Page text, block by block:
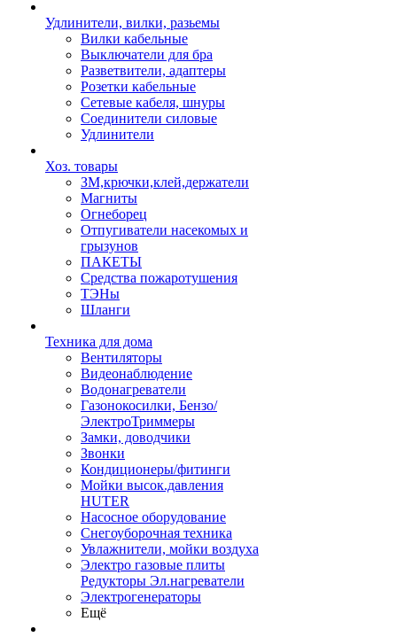
Удлинители, вилки, разьемы
Вилки кабельные
Выключатели для бра
Разветвители, адаптеры
Розетки кабельные
Сетевые кабеля, шнуры
Соединители силовые
Удлинители
Хоз. товары
ЗМ,крючки,клей,держатели
Магниты
Огнеборец
Отпугиватели насекомых и
грызунов
ПАКЕТЫ
Средства пожаротушения
ТЭНы
Шланги
Техника для дома
Вентиляторы
Видеонаблюдение
Водонагреватели
Газонокосилки, Бензо/
ЭлектроТриммеры
Замки, доводчики
Звонки
Кондиционеры/фитинги
Мойки высок.давления
HUTER
Насосное оборудование
Снегоуборочная техника
Увлажнители, мойки воздуха
Электро газовые плиты
Редукторы Эл.нагреватели
Электрогенераторы
Ещё